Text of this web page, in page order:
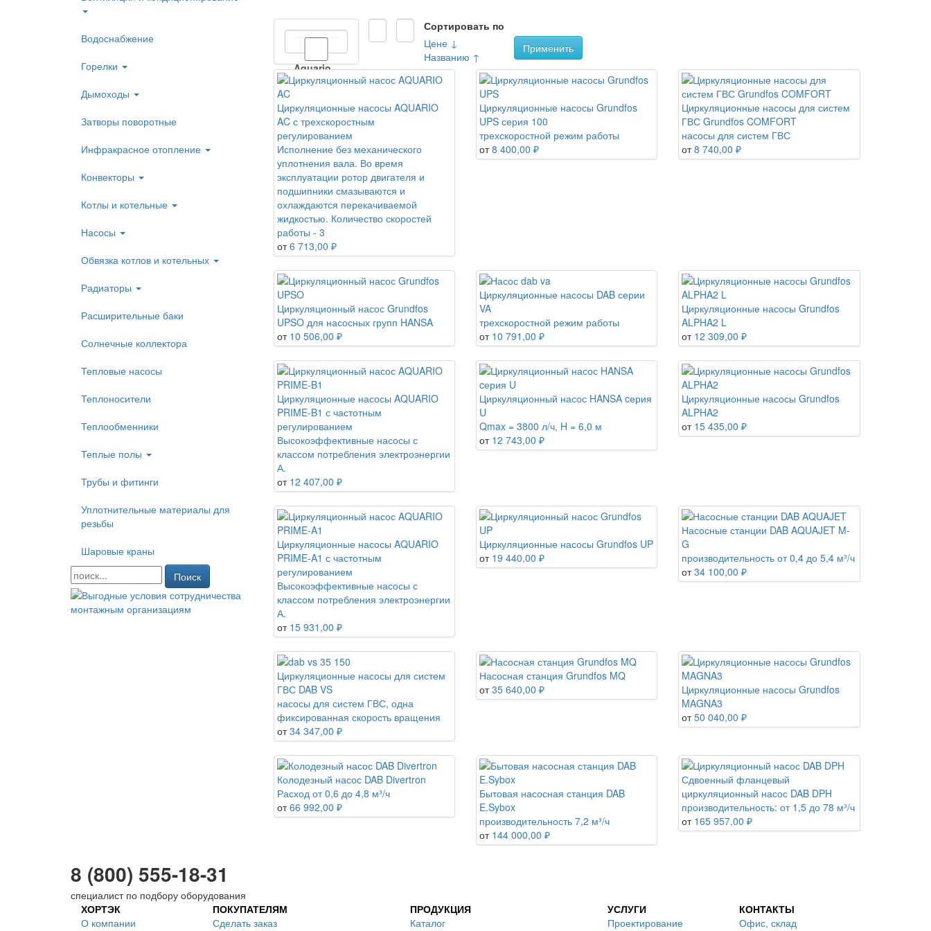
Водоснабжение
Горелки
Дымоходы
Затворы поворотные
Инфракрасное отопление
Конвекторы
Котлы и котельные
Насосы
Обвязка котлов и котельных
Радиаторы
Расширительные баки
Солнечные коллектора
Тепловые насосы
Теплоносители
Теплообменники
Теплые полы
Трубы и фитинги
Уплотнительные материалы для
резьбы
Шаровые краны
Поиск
Aquario
DAB
Grundfos
HANSA
Сортировать по
Цене ↓
Названию ↑
Применить
Циркуляционные насосы AQUARIO
AC с трехскоростным
регулированием
Исполнение без механического
уплотнения вала. Во время
эксплуатации ротор двигателя и
подшипники смазываются и
охлаждаются перекачиваемой
жидкостью. Количество скоростей
работы - 3
от 6 713,00 ₽
Циркуляционные насосы Grundfos
UPS серия 100
трехскоростной режим работы
от 8 400,00 ₽
Циркуляционные насосы для систем
ГВС Grundfos COMFORT
насосы для систем ГВС
от 8 740,00 ₽
Циркуляционный насос Grundfos
UPSO для насосных групп HANSA
от 10 506,00 ₽
Циркуляционные насосы DAB серии
VA
трехскоростной режим работы
от 10 791,00 ₽
Циркуляционные насосы Grundfos
ALPHA2 L
от 12 309,00 ₽
Циркуляционные насосы AQUARIO
PRIME-B1 с частотным
регулированием
Высокоэффективные насосы с
классом потребления электроэнергии
А.
от 12 407,00 ₽
Циркуляционный насос HANSA cерия
U
Qmax = 3800 л/ч, H = 6,0 м
от 12 743,00 ₽
Циркуляционные насосы Grundfos
ALPHA2
от 15 435,00 ₽
Циркуляционные насосы AQUARIO
PRIME-A1 с частотным
регулированием
Высокоэффективные насосы с
классом потребления электроэнергии
А.
от 15 931,00 ₽
Циркуляционные насосы Grundfos UP
от 19 440,00 ₽
Насосные станции DAB AQUAJET M-
G
производительность от 0,4 до 5,4 м³/ч
от 34 100,00 ₽
Циркуляционные насосы для систем
ГВС DAB VS
насосы для систем ГВС, одна
фиксированная скорость вращения
от 34 347,00 ₽
Насосная станция Grundfos MQ
от 35 640,00 ₽
Циркуляционные насосы Grundfos
MAGNA3
от 50 040,00 ₽
Колодезный насос DAB Divertron
Расход от 0,6 до 4,8 м³/ч
от 66 992,00 ₽
Бытовая насосная станция DAB
E.Sybox
производительность 7,2 м³/ч
от 144 000,00 ₽
Сдвоенный фланцевый
циркуляционный насос DAB DPH
производительность: от 1,5 до 78 м³/ч
от 165 957,00 ₽
8 (800) 555-18-31
специалист по подбору оборудования
ХОРТЭК
О компании
ПОКУПАТЕЛЯМ
Сделать заказ
ПРОДУКЦИЯ
Каталог
УСЛУГИ
Проектирование
КОНТАКТЫ
Офис, склад